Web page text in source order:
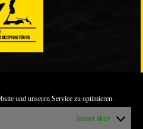
und unseren Service zu optimieren.
Immer aktiv
CONNECTION
NICHT